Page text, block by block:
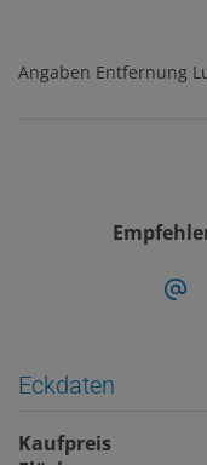
Angaben Entfernung
Eckdaten
Kaufpreis